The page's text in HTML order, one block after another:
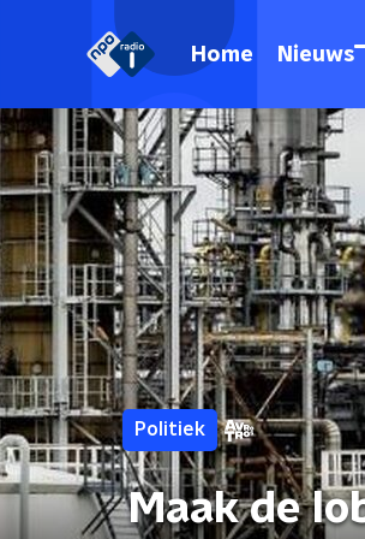
Home Nieuws
Politiek
Maak de